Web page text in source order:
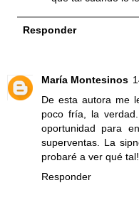
Responder
María Montesinos
De esta autora me
poco fría, la
oportunidad para
superventas. La
probaré a ver qué tal!
Responder